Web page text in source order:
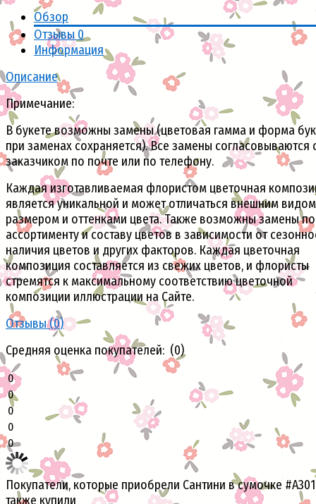
Обзор
Отзывы0
Информация
Описание
Примечание:
В букете возможны замены (цветовая гамма и форма
при заменах сохраняется). Все замены согласовываются
заказчиком по почте или по телефону.
Каждая изготавливаемая флористом цветочная
является уникальной и может отличаться внешним
размером и оттенками цвета. Также возможны замены по
ассортименту и составу цветов в зависимости от
наличия цветов и других факторов. Каждая цветочная
композиция составляется из свежих цветов, и флористы
стремятся к максимальному соответствию цветочной
композиции иллюстрации на Сайте.
Отзывы (0)
Средняя оценка покупателей: (0)
0
0
0
0
0
Покупатели, которые приобрели Сантини в сумочке
также купили